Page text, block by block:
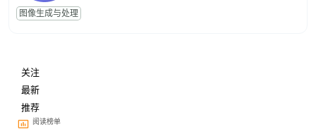
图像生成与处理
关注
最新
推荐
阅读榜单